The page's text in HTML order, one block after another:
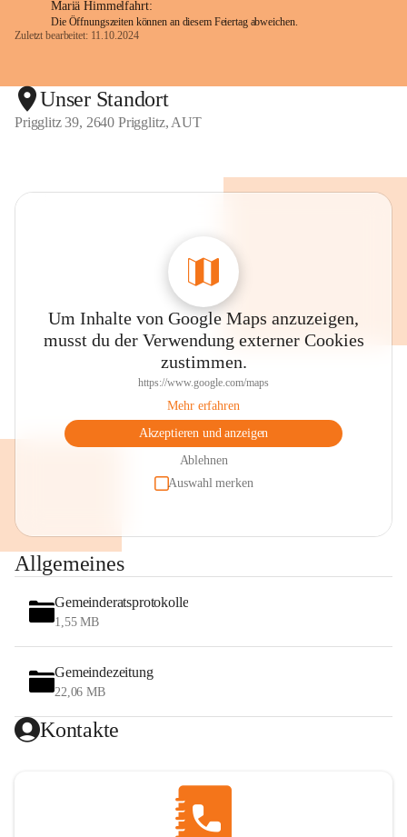
Mariä Himmelfahrt:
Die Öffnungszeiten können an diesem Feiertag abweichen.
Zuletzt bearbeitet: 11.10.2024
Unser Standort
Prigglitz 39, 2640 Prigglitz, AUT
Um Inhalte von Google Maps anzuzeigen,
musst du der Verwendung externer Cookies
zustimmen.
https://www.google.com/maps
Mehr erfahren
Akzeptieren und anzeigen
Ablehnen
Auswahl merken
Allgemeines
Gemeinderatsprotokolle
1,55 MB
Gemeindezeitung
22,06 MB
Kontakte